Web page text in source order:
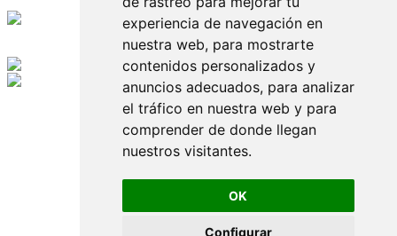
experiencia de navegación en
nuestra web, para mostrarte
contenidos personalizados y
anuncios adecuados, para analizar
el tráfico en nuestra web y para
comprender de donde llegan
nuestros visitantes.
OK
Configurar
Edición digital con tecnología
Playa Revolcadero 222 Col. Reforma Iztaccihuatl Norte C.P. 08810
CIUDAD DE MEXICO
Conmutador CIUDAD DE MEXICO (+52) 555 740 4476, 555 740
© 2000-2026 BURO DE MERCADOTECNIA DEL CENTRO,
S.A. Todos los derechos reservados
Todos los nombres, marcas, logotipos, productos e imagenes
mencionados son propiedad de sus respectivos dueños
Prohibida la reproducción total o parcial de los contenidos aqui